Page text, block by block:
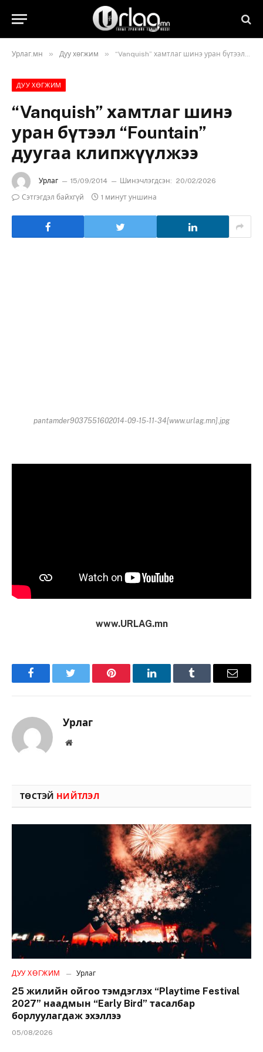
Урлаг.мн » Дуу хөгжим » “Vanquish” хамтлаг шинэ уран бүтээл “Fountain” дуугаа клипжүүлжээ
ДУУ ХӨГЖИМ
“Vanquish” хамтлаг шинэ
уран бүтээл “Fountain”
дуугаа клипжүүлжээ
Урлаг 15/09/2014 Шинэчлэгдсэн: 20/02/2026
Сэтгэгдэл байхгүй
1 минут уншина
pantamder9037551602014-09-15-11-34[www.urlag.mn].jpg
www.URLAG.mn
FacebookTwitter Pinterest LinkedInTumblr Имэйл
Урлаг
Вэбсайт
ТӨСТЭЙ НИЙТЛЭЛ
ДУУ ХӨГЖИМ Урлаг
25 жилийн ойгоо тэмдэглэх “Playtime Festival
2027” наадмын “Early Bird” тасалбар
борлуулагдаж эхэллээ
05/08/2026